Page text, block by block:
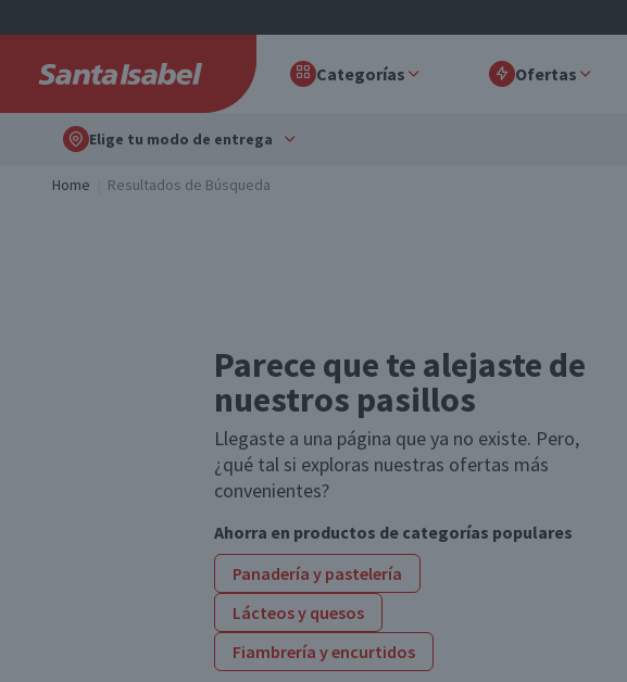
Categorías Ofertas
Elige tu modo de entrega
Home Resultados de Búsqueda
Parece que te alejaste de
nuestros pasillos
Llegaste a una página que ya no existe. Pero,
¿qué tal si exploras nuestras ofertas más
convenientes?
Ahorra en productos de categorías populares
Panadería y pastelería
Lácteos y quesos
Fiambrería y encurtidos